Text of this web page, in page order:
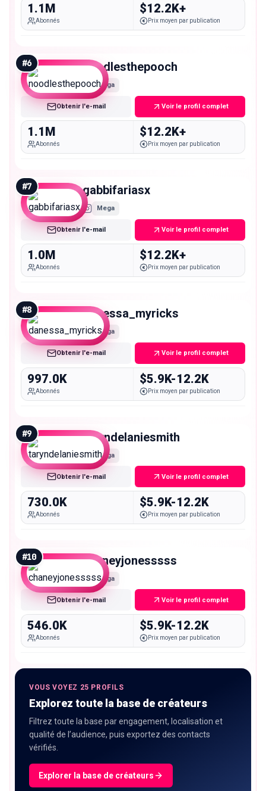
1.1M
Abonnés
$12.2K+
Prix moyen par publication
#6 noodlesthepooch
Mega
Obtenir l'e-mail Voir le profil complet
1.1M
Abonnés
$12.2K+
Prix moyen par publication
#7 gabbifariasx
Mega
Obtenir l'e-mail Voir le profil complet
1.0M
Abonnés
$12.2K+
Prix moyen par publication
#8 danessa_myricks
Mega
Obtenir l'e-mail Voir le profil complet
997.0K
Abonnés
$5.9K-12.2K
Prix moyen par publication
#9 taryndelaniesmith
Mega
Obtenir l'e-mail Voir le profil complet
730.0K
Abonnés
$5.9K-12.2K
Prix moyen par publication
#10 chaneyjonesssss
Mega
Obtenir l'e-mail Voir le profil complet
546.0K
Abonnés
$5.9K-12.2K
Prix moyen par publication
VOUS VOYEZ 25 PROFILS
Explorez toute la base de créateurs
Filtrez toute la base par engagement, localisation et
qualité de l’audience, puis exportez des contacts
vérifiés.
Explorer la base de créateurs